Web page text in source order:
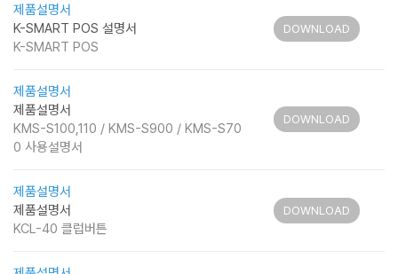
제품설명서
K-SMART POS 설명서
K-SMART POS
DOWNLOAD
제품설명서
제품설명서
KMS-S100,110 / KMS-S900 / KMS-S70
0 사용설명서
DOWNLOAD
제품설명서
제품설명서
KCL-40 클럽버튼
DOWNLOAD